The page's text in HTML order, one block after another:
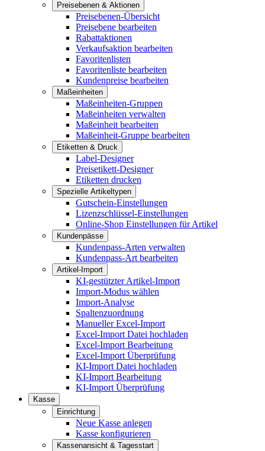
Preisebenen & Aktionen
Preisebenen-Übersicht
Preisebene bearbeiten
Rabattaktionen
Verkaufsaktion bearbeiten
Favoritenlisten
Favoritenliste bearbeiten
Kundenpreise bearbeiten
Maßeinheiten
Maßeinheiten-Gruppen
Maßeinheiten verwalten
Maßeinheit bearbeiten
Maßeinheit-Gruppe bearbeiten
Etiketten & Druck
Label-Designer
Preisetikett-Designer
Etiketten drucken
Spezielle Artikeltypen
Gutschein-Einstellungen
Lizenzschlüssel-Einstellungen
Online-Shop Einstellungen für Artikel
Kundenpässe
Kundenpass-Arten verwalten
Kundenpass-Art bearbeiten
Artikel-Import
KI-gestützter Artikel-Import
Import-Modus wählen
Import-Analyse
Spaltenzuordnung
Manueller Excel-Import
Excel-Import Datei hochladen
Excel-Import Bearbeitung
Excel-Import Überprüfung
KI-Import Datei hochladen
KI-Import Bearbeitung
KI-Import Überprüfung
Kasse
Einrichtung
Neue Kasse anlegen
Kasse konfigurieren
Kassenansicht & Tagesstart